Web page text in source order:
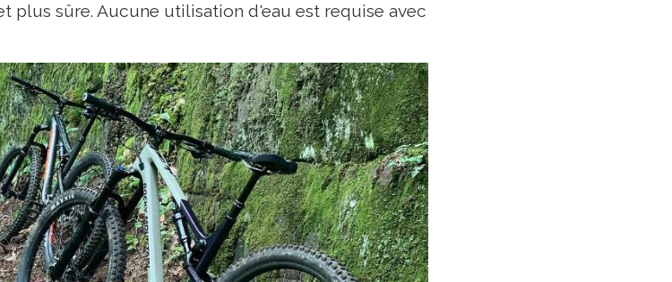
plus sûre. Aucune utilisation d'eau est requise avec